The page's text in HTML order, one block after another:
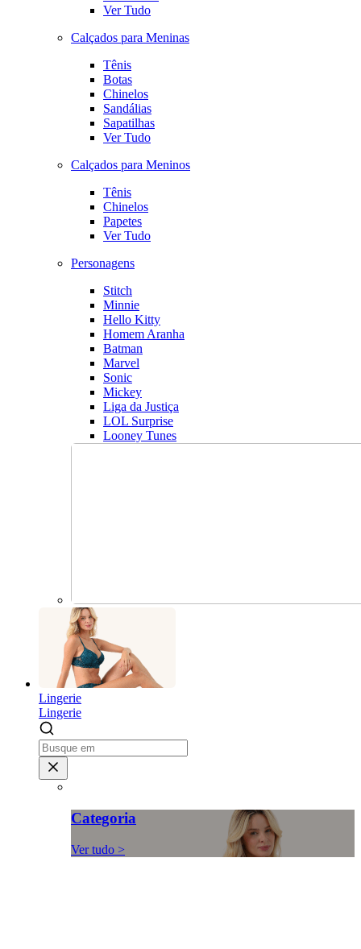
Ver Tudo
Calçados para Meninas
Tênis
Botas
Chinelos
Sandálias
Sapatilhas
Ver Tudo
Calçados para Meninos
Tênis
Chinelos
Papetes
Ver Tudo
Personagens
Stitch
Minnie
Hello Kitty
Homem Aranha
Batman
Marvel
Sonic
Mickey
Liga da Justiça
LOL Surprise
Looney Tunes
Lingerie
Lingerie
Categoria
Ver tudo >